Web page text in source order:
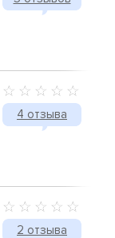
4 отзыва
2 отзыва